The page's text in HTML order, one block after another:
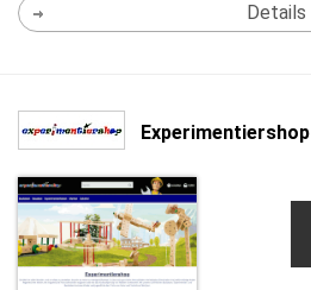
Details
Experimentiershop